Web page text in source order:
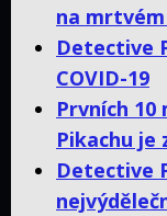
na
Detective
COVID-19
Prvních
Pikachu je
Detective